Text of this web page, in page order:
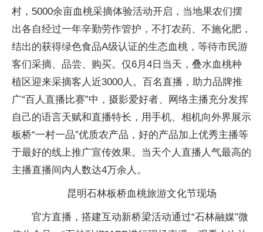
村，5000余亩血桃采摘体验活动开启，当地果农们摆
出各自经过一年辛勤劳作管护，不打农药、不施化肥，
结出的获得绿色食品A级认证的生态血桃，等待市民游
客们采摘、品尝、购买。仅6月4日当天，叠水血桃种
植区迎来采摘客人近3000人。百名直播，助力品牌推
广“百人直播比赛”中，摄影爱好者、网络主播充分发挥
自己的语言天赋和直播特长，用手机、相机向外界展示
板桥“一村一品”优质农产品，好的产品加上优秀主播等
于最好的线上推广宣传效果。当天个人直播人气最高的
主播直播间内人数达4万余人。
昆明石林板桥血桃旅游文化节现场
官方直播，搭建互动新桥梁活动通过“石林融媒”微